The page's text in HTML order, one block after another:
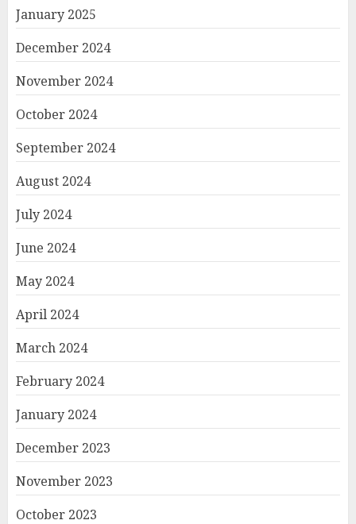
January 2025
December 2024
November 2024
October 2024
September 2024
August 2024
July 2024
June 2024
May 2024
April 2024
March 2024
February 2024
January 2024
December 2023
November 2023
October 2023